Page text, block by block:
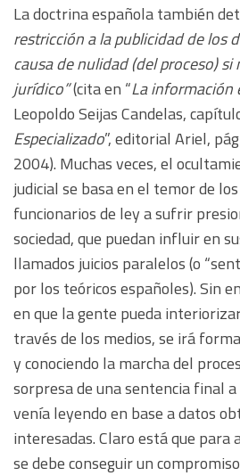
La doctrina española también
restricción a la publicidad de los
causa de nulidad (del proceso)
jurídico”(cita en “La información
Leopoldo Seijas Candelas,
Especializado”, editorial Ariel,
2004). Muchas veces, el
judicial se basa en el temor de
funcionarios de ley a sufrir
sociedad, que puedan influir en
llamados juicios paralelos (o
por los teóricos españoles). Sin
en que la gente pueda
través de los medios, se irá
y conociendo la marcha del
sorpresa de una sentencia final
venía leyendo en base a datos
interesadas. Claro está que para
se debe conseguir un